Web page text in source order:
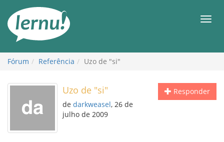
conteúdo
Fórum Referência Uzo de "si"
Responder
Uzo de "si"
de darkweasel, 26 de
julho de 2009